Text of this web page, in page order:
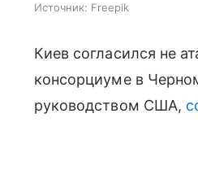
Источник: Freepik
Киев согласился не
консорциуме в
руководством США,